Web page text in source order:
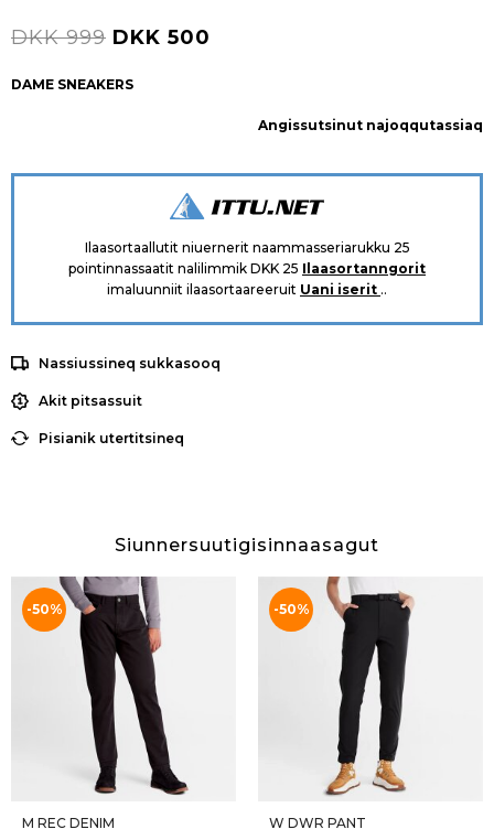
DKK 999 DKK 500
DAME SNEAKERS
Angissutsinut najoqqutassiaq
Ilaasortaallutit niuernerit naammasseriarukku 25
pointinnassaatit nalilimmik DKK 25 Ilaasortanngorit
imaluunniit ilaasortaareeruit Uani iserit ..
Nassiussineq sukkasooq
Akit pitsassuit
Pisianik utertitsineq
Siunnersuutigisinnaasagut
-50%
M REC DENIM
-50%
W DWR PANT